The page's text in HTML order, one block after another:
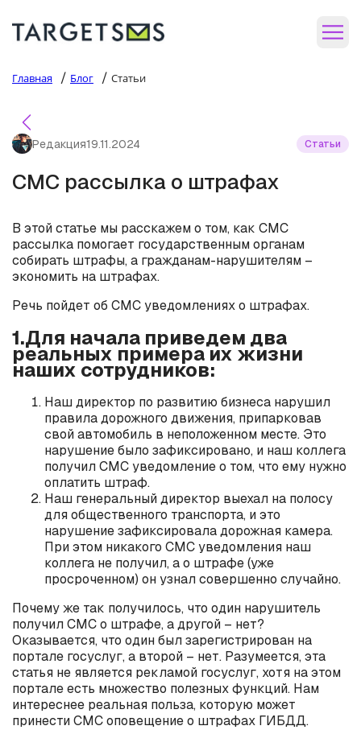
Главная / Блог / Статьи
Редакция19.11.2024 Статьи
СМС рассылка о штрафах
В этой статье мы расскажем о том, как СМС
рассылка помогает государственным органам
собирать штрафы, а гражданам-нарушителям –
экономить на штрафах.
Речь пойдет об СМС уведомлениях о штрафах.
1.Для начала приведем два
реальных примера их жизни
наших сотрудников:
Наш директор по развитию бизнеса нарушил
правила дорожного движения, припарковав
свой автомобиль в неположенном месте. Это
нарушение было зафиксировано, и наш коллега
получил СМС уведомление о том, что ему нужно
оплатить штраф.
Наш генеральный директор выехал на полосу
для общественного транспорта, и это
нарушение зафиксировала дорожная камера.
При этом никакого СМС уведомления наш
коллега не получил, а о штрафе (уже
просроченном) он узнал совершенно случайно.
Почему же так получилось, что один нарушитель
получил СМС о штрафе, а другой – нет?
Оказывается, что один был зарегистрирован на
портале госуслуг, а второй – нет. Разумеется, эта
статья не является рекламой госуслуг, хотя на этом
портале есть множество полезных функций. Нам
интереснее реальная польза, которую может
принести СМС оповещение о штрафах ГИБДД.